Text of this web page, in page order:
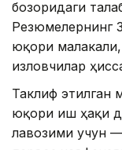
бозоридаги
Резюмелернинг
юқори
изловчилар
Таклиф этилган
юқори иш ҳақи
лавозими учун